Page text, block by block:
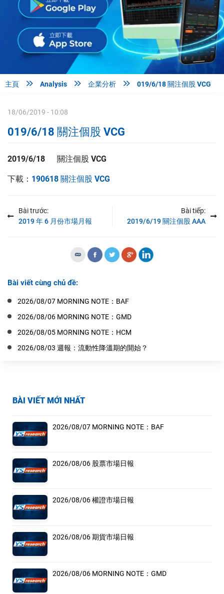
主頁  Analysis  企業分析  019/6/18 關注個股 VCG
BÀI VIẾT MỚI NHẤT
2026/08/07 MORNING NOTE：BAF
2026/08/06 股票市場日報
2026/08/06 權證市場日報
2026/08/06 期貨市場日報
2026/08/06 MORNING NOTE：GMD
18/06/2019 - 10:08
019/6/18 關注個股 VCG
2019/6/18 關注個股 VCG
下載： 190618 關注個股 VCG
Bài trước:
2019 年 6 月份市場月報
Bài tiếp:
2019/6/19 關注個股 AAA
Bài viết cùng chủ đề:
2026/08/07 MORNING NOTE：BAF
2026/08/06 MORNING NOTE：GMD
2026/08/05 MORNING NOTE：HCM
2026/08/03 週報：流動性降溫期的開始？